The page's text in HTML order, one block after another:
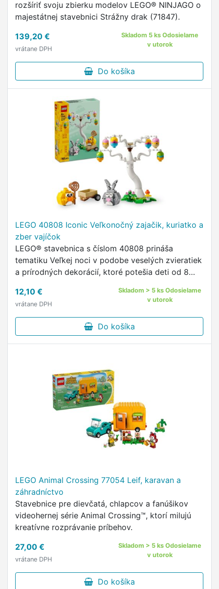
cm na šírku a 16 cm.
rozšíriť svoju zbierku modelov LEGO® NINJAGO o
majestátnej stavebnici Strážny drak (71847).
139,20 €
vrátane DPH
Skladom 5 ks Odosielame
v utorok
Do košíka
LEGO 40808 Iconic Veľkonočný zajačik, kuriatko a
zber vajíčok
LEGO® stavebnica s číslom 40808 prináša
tematiku Veľkej noci v podobe veselých zvieratiek
a prírodných dekorácií, ktoré potešia deti od 8
12,10 €
vrátane DPH
Skladom > 5 ks Odosielame
v utorok
Do košíka
LEGO Animal Crossing 77054 Leif, karavan a
záhradníctvo
Stavebnice pre dievčatá, chlapcov a fanúšikov
videohernej série Animal Crossing™, ktorí milujú
kreatívne rozprávanie príbehov.
27,00 €
vrátane DPH
Skladom > 5 ks Odosielame
v utorok
Do košíka